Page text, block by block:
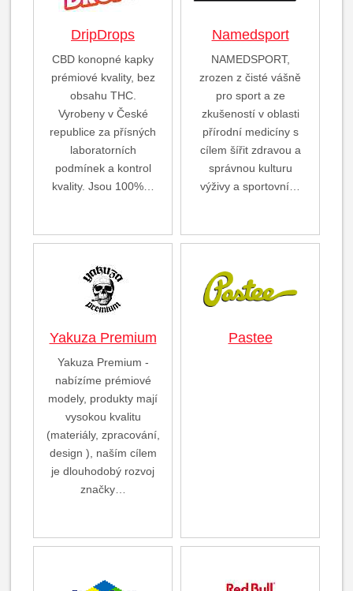
DripDrops
CBD konopné kapky
prémiové kvality, bez
obsahu THC.
Vyrobeny v České
republice za přísných
laboratorních
podmínek a kontrol
kvality. Jsou 100%…
Namedsport
NAMEDSPORT,
zrozen z čisté vášně
pro sport a ze
zkušeností v oblasti
přírodní medicíny s
cílem šířit zdravou a
správnou kulturu
výživy a sportovní…
Yakuza Premium
Yakuza Premium -
nabízíme prémiové
modely, produkty mají
vysokou kvalitu
(materiály, zpracování,
design ), naším cílem
je dlouhodobý rozvoj
značky…
Pastee